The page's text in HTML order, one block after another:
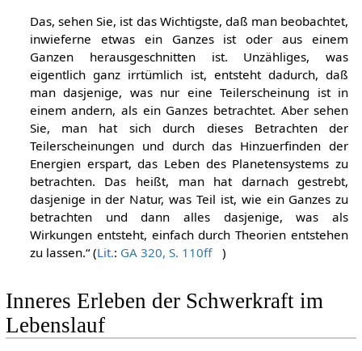
Das, sehen Sie, ist das Wichtigste, daß man beobachtet,
inwieferne etwas ein Ganzes ist oder aus einem
Ganzen herausgeschnitten ist. Unzähliges, was
eigentlich ganz irrtümlich ist, entsteht dadurch, daß
man dasjenige, was nur eine Teilerscheinung ist in
einem andern, als ein Ganzes betrachtet. Aber sehen
Sie, man hat sich durch dieses Betrachten der
Teilerscheinungen und durch das Hinzuerfinden der
Energien erspart, das Leben des Planetensystems zu
betrachten. Das heißt, man hat darnach gestrebt,
dasjenige in der Natur, was Teil ist, wie ein Ganzes zu
betrachten und dann alles dasjenige, was als
Wirkungen entsteht, einfach durch Theorien entstehen
zu lassen.“ (Lit.: GA 320, S. 110ff )
Inneres Erleben der Schwerkraft im
Lebenslauf